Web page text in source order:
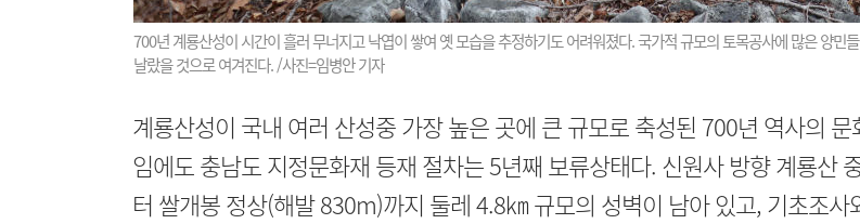
700년 계룡산성이 시간이 흘러 무너지고 낙엽이 쌓여 옛 모습을 추정하기도 어려워졌다. 국가적 규모의 토목공사에 많은 양민
날랐을 것으로 여겨진다. /사진=임병안 기자
계룡산성이 국내 여러 산성중 가장 높은 곳에 큰 규모로 축성된 700년 역사의 문
임에도 충남도 지정문화재 등재 절차는 5년째 보류상태다. 신원사 방향 계룡산
터 쌀개봉 정상(해발 830m)까지 둘레 4.8㎞ 규모의 성벽이 남아 있고, 기초조사